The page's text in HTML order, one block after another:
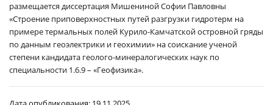
размещается диссертация Мишениной Софии Павловны
«Строение приповерхностных путей разгрузки гидротерм на
примере термальных полей Курило-Камчатской островной гряды
по данным геоэлектрики и геохимии» на соискание ученой
степени кандидата геолого-минералогических наук по
специальности 1.6.9 – «Геофизика».